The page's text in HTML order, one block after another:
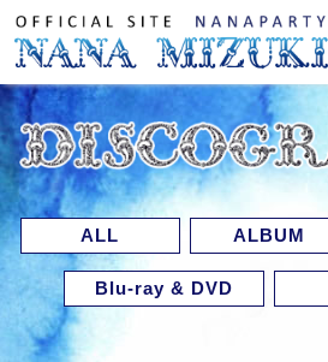
ALL ALBUM
Blu-ray & DVD